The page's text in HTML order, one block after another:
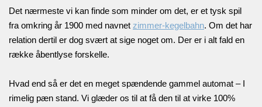
Det nærmeste vi kan finde som minder om det, er et tysk spil
fra omkring år 1900 med navnet zimmer-kegelbahn. Om det har
relation dertil er dog svært at sige noget om. Der er i alt fald en
række åbentlyse forskelle.
Hvad end så er det en meget spændende gammel automat – I
rimelig pæn stand. Vi glæder os til at få den til at virke 100%